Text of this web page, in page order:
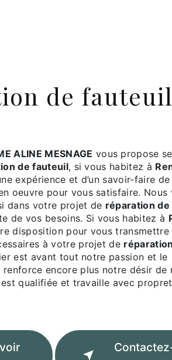
ALINE MESNAGE vous propose
de fauteuil, si vous habitez à
expérience et d’un savoir-faire
oeuvre pour vous satisfaire. Nous
dans votre projet de réparation
de vos besoins. Si vous habitez à
disposition pour vous transmettre
à votre projet de
est avant tout notre passion et le
encore plus notre désir de
qualifiée et travaille avec